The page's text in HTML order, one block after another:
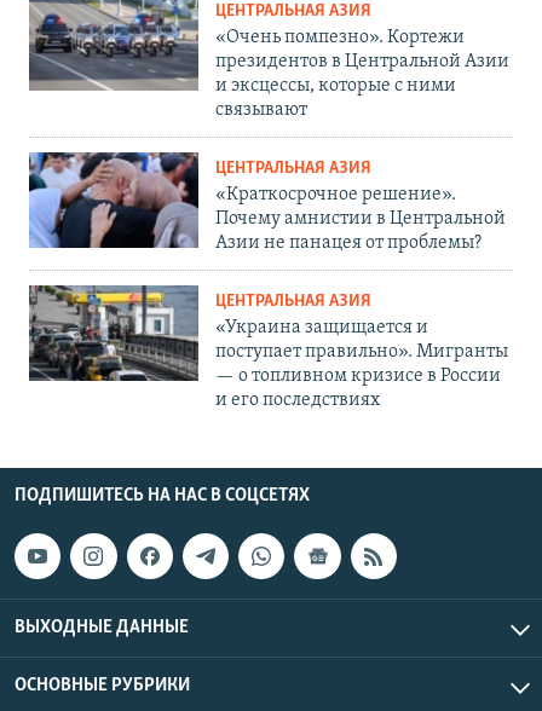
ЦЕНТРАЛЬНАЯ АЗИЯ
«Очень помпезно». Кортежи
президентов в Центральной Азии
и эксцессы, которые с ними
связывают
ЦЕНТРАЛЬНАЯ АЗИЯ
«Краткосрочное решение».
Почему амнистии в Центральной
Азии не панацея от проблемы?
ЦЕНТРАЛЬНАЯ АЗИЯ
«Украина защищается и
поступает правильно». Мигранты
— о топливном кризисе в России
и его последствиях
ПОДПИШИТЕСЬ НА НАС В СОЦСЕТЯХ
ВЫХОДНЫЕ ДАННЫЕ
ОСНОВНЫЕ РУБРИКИ